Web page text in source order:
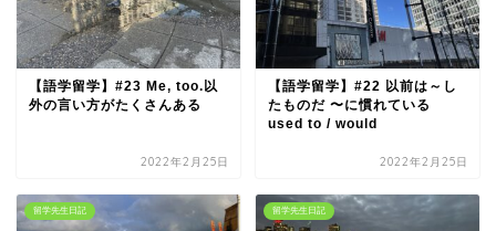
【語学留学】#23 Me, too.以
外の言い方がたくさんある
2022年2月25日
【語学留学】#22 以前は～し
たものだ 〜に慣れている
used to / would
2022年2月25日
留学先生日記 留学先生日記